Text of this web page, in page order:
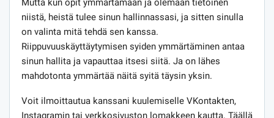
Mutta kun opit ymmärtämään ja olemaan tietoinen
niistä, heistä tulee sinun hallinnassasi, ja sitten sinulla
on valinta mitä tehdä sen kanssa.
Riippuvuuskäyttäytymisen syiden ymmärtäminen antaa
sinun hallita ja vapauttaa itsesi siitä. Ja on lähes
mahdotonta ymmärtää näitä syitä täysin yksin.
Voit ilmoittautua kanssani kuulemiselle VKontakten,
Instagramin tai verkkosivuston lomakkeen kautta. Täällä